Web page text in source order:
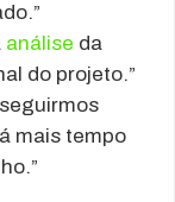
análise da
do projeto.”
mais tempo